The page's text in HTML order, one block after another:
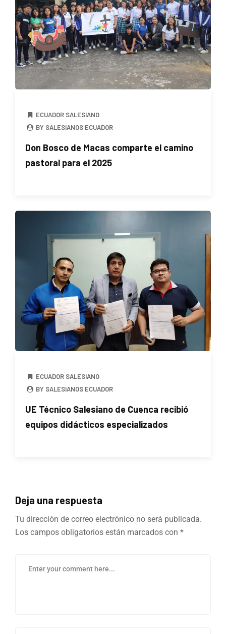
ECUADOR SALESIANO
BY SALESIANOS ECUADOR
Don Bosco de Macas comparte el camino
pastoral para el 2025
ECUADOR SALESIANO
BY SALESIANOS ECUADOR
UE Técnico Salesiano de Cuenca recibió
equipos didácticos especializados
Deja una respuesta
Tu dirección de correo electrónico no será publicada.
Los campos obligatorios están marcados con *